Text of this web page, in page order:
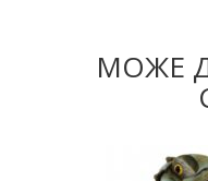
МОЖЕ